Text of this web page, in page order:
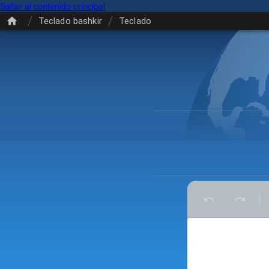
Saltar al contenido principal
/ Teclado bashkir / Teclado